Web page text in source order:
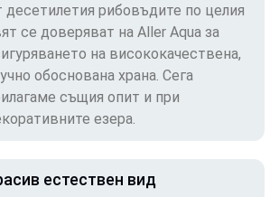
десетилетия рибовъдите по целия
се доверяват на Aller Aqua за
на висококачествена,
обоснована храна. Сега
същия опит и при
езера.
естествен вид